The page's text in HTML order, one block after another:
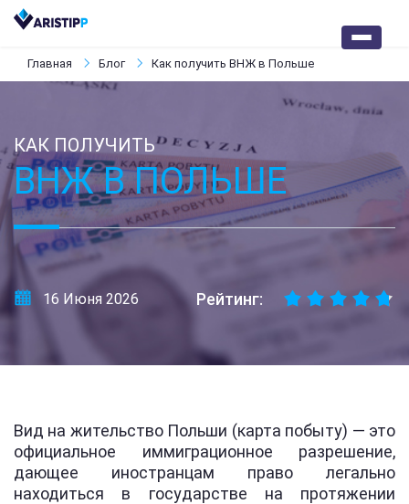
Главная Блог Как получить ВНЖ в Польше
КАК ПОЛУЧИТЬ
ВНЖ В ПОЛЬШЕ
16 Июня 2026 Рейтинг:
Вид на жительство Польши (карта побыту) — это
официальное иммиграционное разрешение,
дающее иностранцам право легально
находиться в государстве на протяжении